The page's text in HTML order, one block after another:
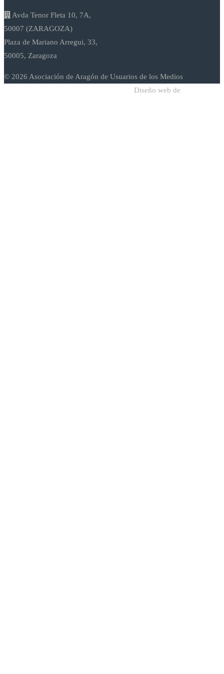
Avda Tenor Fleta 10, 7A,
50007 (ZARAGOZA)
Plaza de Mariano Arregui, 33,
50005, Zaragoza
© 2026 Asociación de Aragón de Usuarios de los Medios
Diseño web de